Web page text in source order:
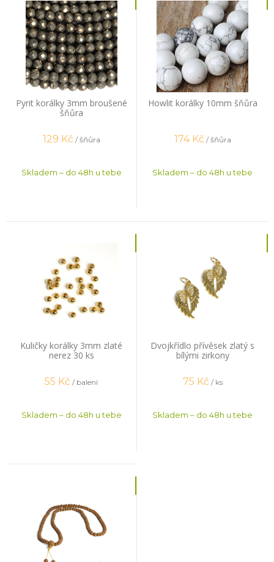
Pyrit korálky 3mm broušené
šňůra
129 Kč / šňůra
Skladem – do 48h u tebe
Howlit korálky 10mm šňůra
174 Kč / šňůra
Skladem – do 48h u tebe
Kuličky korálky 3mm zlaté
nerez 30 ks
55 Kč / balení
Skladem – do 48h u tebe
Dvojkřídlo přívěsek zlatý s
bílými zirkony
75 Kč / ks
Skladem – do 48h u tebe